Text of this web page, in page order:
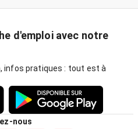
d'emploi avec notre
infos pratiques : tout est à
nous